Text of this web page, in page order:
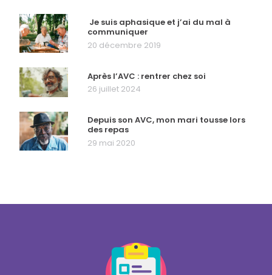
Je suis aphasique et j’ai du mal à
communiquer
20 décembre 2019
Après l’AVC : rentrer chez soi
26 juillet 2024
Depuis son AVC, mon mari tousse lors
des repas
29 mai 2020